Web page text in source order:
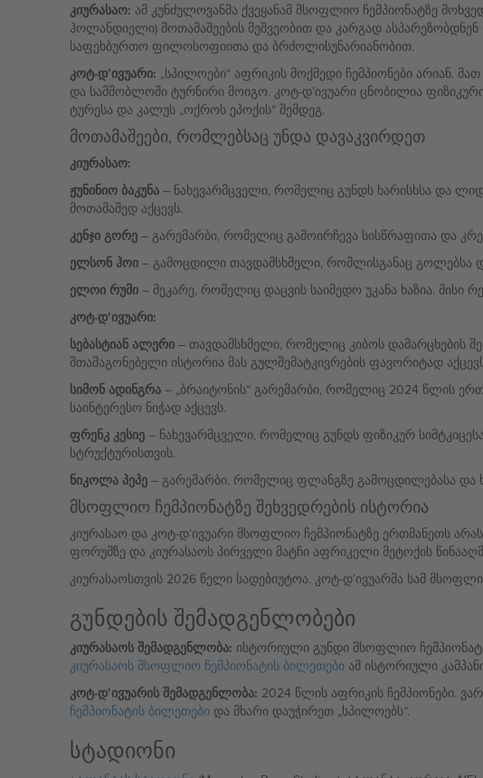
კიურასაო: ამ კუნძულოვანმა ქვეყანამ მსოფლიო ჩემპიონატზე
ჰოლანდიელი) მოთამაშეების მეშვეობით და კარგად
საფეხბურთო ფილოსოფიითა და ბრძოლისუნარიანობით.
კოტ-დ’ივუარი: „სპილოები“ აფრიკის მოქმედი ჩემპიონები არიან.
და სამშობლოში ტურნირი მოიგო. კოტ-დ’ივუარი ცნობილია
ტურესა და კალუს „ოქროს ეპოქის“ შემდეგ.
მოთამაშეები, რომლებსაც უნდა დავაკვირდეთ
კიურასაო:
ჟუნინიო ბაკუნა– ნახევარმცველი, რომელიც გუნდს ხარისხსა და
მოთამაშედ აქცევს.
კენჯი გორე– გარემარბი, რომელიც გამოირჩევა სისწრაფითა და
ელსონ ჰოი– გამოცდილი თავდამსხმელი, რომლისგანაც გოლებსა
ელოი რუმი– მეკარე, რომელიც დაცვის საიმედო უკანა ხაზია. მისი
კოტ-დ’ივუარი:
სებასტიან ალერი– თავდამსხმელი, რომელიც კიბოს დამარცხების
შთამაგონებელი ისტორია მას გულშემატკივრების ფავორიტად
სიმონ ადინგრა– „ბრაიტონის“ გარემარბი, რომელიც 2024 წლის
საინტერესო ნიჭად აქცევს.
ფრენკ კესიე– ნახევარმცველი, რომელიც გუნდს ფიზიკურ
სტრუქტურისთვის.
ნიკოლა პეპე– გარემარბი, რომელიც ფლანგზე გამოცდილებასა და
მსოფლიო ჩემპიონატზე შეხვედრების ისტორია
კიურასაო და კოტ-დ’ივუარი მსოფლიო ჩემპიონატზე ერთმანეთს
ფორუმზე და კიურასაოს პირველი მატჩი აფრიკელი მეტოქის
კიურასაოსთვის 2026 წელი სადებიუტოა. კოტ-დ’ივუარმა სამ
გუნდების შემადგენლობები
კიურასაოს შემადგენლობა: ისტორიული გუნდი მსოფლიო
კიურასაოს მსოფლიო ჩემპიონატის ბილეთებიამ ისტორიული
კოტ-დ’ივუარის შემადგენლობა: 2024 წლის აფრიკის ჩემპიონები.
ჩემპიონატის ბილეთებიდა მხარი დაუჭირეთ „სპილოებს“.
სტადიონი